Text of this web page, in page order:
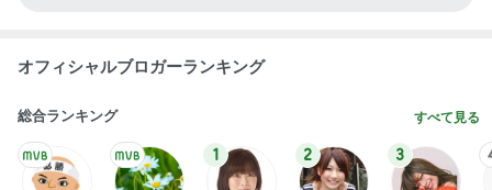
オフィシャルブロガーランキング
総合ランキング すべて見る
1 2 3